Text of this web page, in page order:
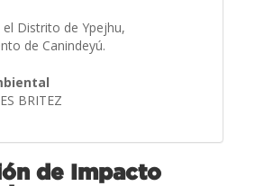
Distrito de Ypejhu,
de Canindeyú.
BRITEZ
de Impacto